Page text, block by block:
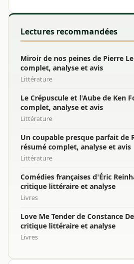
Lectures recommandées
Miroir de nos peines de Pierre
complet, analyse et avis
Littérature
Le Crépuscule et l'Aube de Ken
complet, analyse et avis
Littérature
Un coupable presque parfait de
résumé complet, analyse et avis
Littérature
Comédies françaises d'Éric
critique littéraire et analyse
Livres
Love Me Tender de Constance
critique littéraire et analyse
Livres